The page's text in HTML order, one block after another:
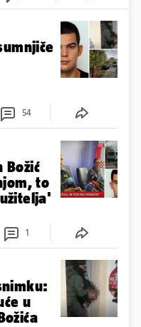
54
Božić
to
i kod državnog tužitelja'
1
u